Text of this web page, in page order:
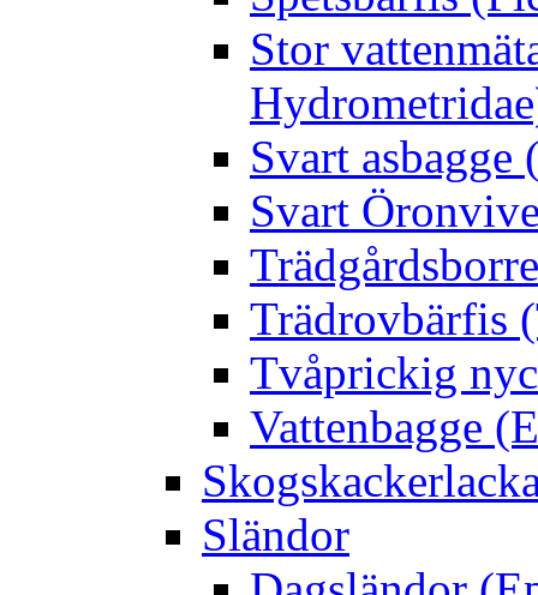
Stor
Svart
Svart
Trädrovbärfis
Tvåprickig
Vattenbagge
Sländor